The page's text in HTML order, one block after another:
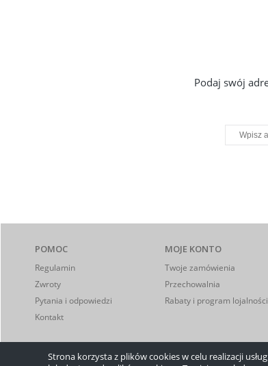
Strona korzysta z plików cookies w celu realizacji
Podaj swój
POMOC
Regulamin
Zwroty
Pytania i odpowiedzi
Kontakt
MOJE KONTO
Twoje zamówienia
Przechowalnia
Rabaty i program